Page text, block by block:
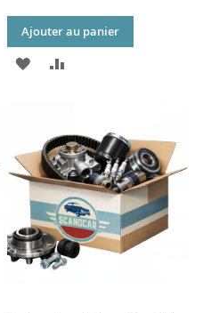
Ajouter au panier
AJOUTER
LISTE
D’ENVIE